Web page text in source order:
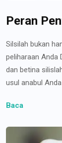
Peran
Silsilah bukan
peliharaan Anda
dan betina
usul anabul
Baca